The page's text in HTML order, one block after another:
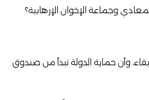
وجماعة الإخوان الإرهابية؟
وأن حماية الدولة تبدأ من صندوق